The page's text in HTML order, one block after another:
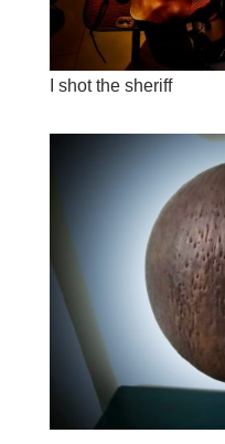
I shot the sheriff